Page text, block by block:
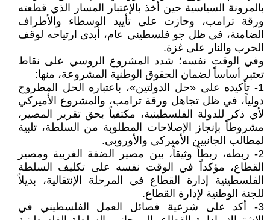
بالمرونة السياسية حين أخذ بالإعتبار المسار الذي قطعته
ورقة ترامب، وحازت على تأييد الوسطاء والأطراف
الضامنة، في ظل جو فلسطيني عام، أبدى ارتياحه لوقف
الحرب والنار على غزة.
وفي الوقت نفسه؛ شدد المشروع الروسي على نقاط
تعتبر أساساً لضمان الحقوق الوطنية المشروعة، منها:
1- تأكيده على «حل الدولتين»، باعتباره الحل المطروح
دولياً، في ظل تجاهل ورقة ترامب، والمشروع الأميركي
لأي ذكر للدولة الفلسطينية، مكتفياً بحق تقرير المصير،
مشروطاً بإنجاز الإصلاحات المطلوبة من السلطة، تلبية
لمطالب الجانبين الأميركي والأوروبي.
2- ربطه، ربطاً وثيقاً، بين مصير الضفة الغربية ومصير
القطاع، مؤكداً في الوقت نفسه على تكليف السلطة
الفلسطينية إدارة القطاع في المرحلة الإنتقالية، بديلاً
للجنة الوطنية لإدارة القطاع.
3- أكد على شرعية فصائل العمل الفلسطيني في